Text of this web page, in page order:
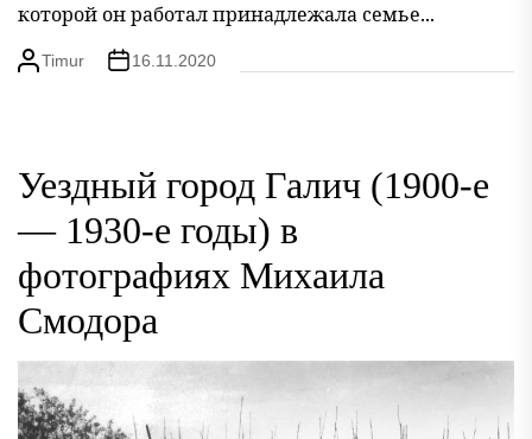
которой он работал принадлежала семье...
Timur 16.11.2020
Уездный город Галич (1900-е
— 1930-е годы) в
фотографиях Михаила
Смодора